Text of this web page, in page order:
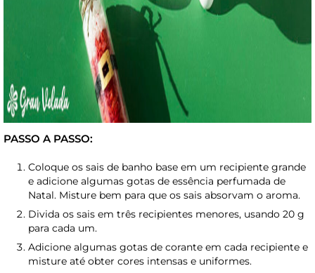
PASSO A PASSO:
Coloque os sais de banho base em um recipiente grande
e adicione algumas gotas de essência perfumada de
Natal. Misture bem para que os sais absorvam o aroma.
Divida os sais em três recipientes menores, usando 20 g
para cada um.
Adicione algumas gotas de corante em cada recipiente e
misture até obter cores intensas e uniformes.